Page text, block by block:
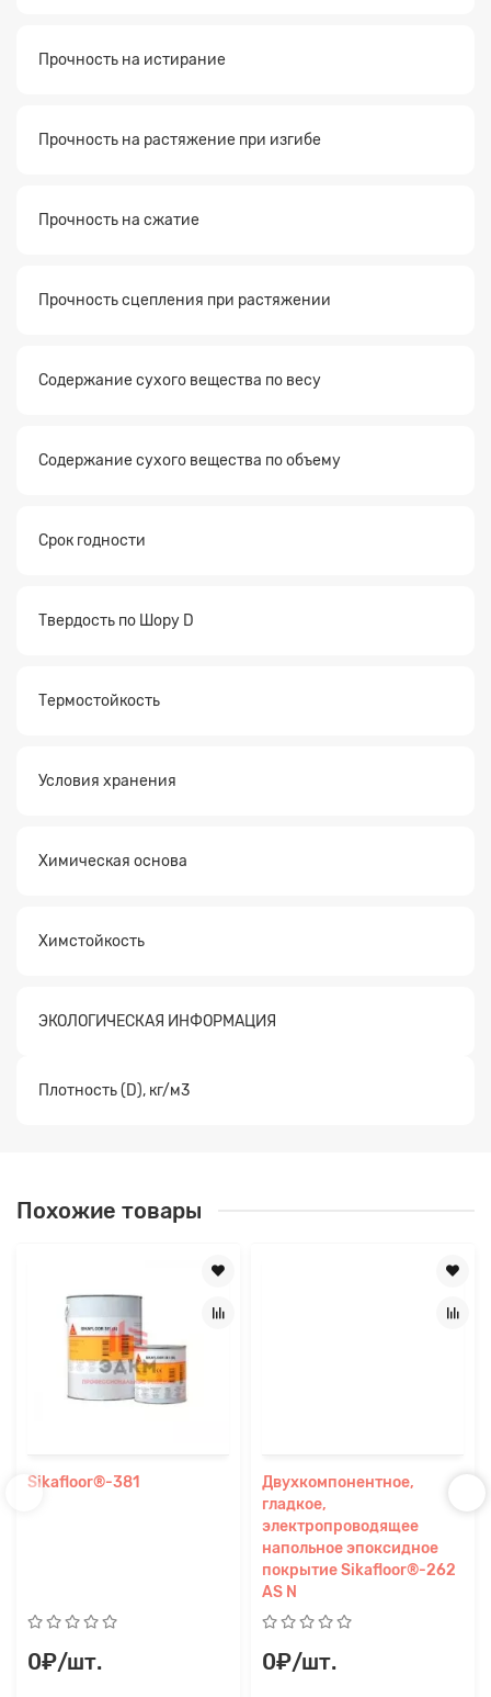
Прочность на истирание
Прочность на растяжение при изгибе
Прочность на сжатие
Прочность сцепления при растяжении
Содержание сухого вещества по весу
Содержание сухого вещества по объему
Срок годности
Твердость по Шору D
Термостойкость
Условия хранения
Химическая основа
Химстойкость
ЭКОЛОГИЧЕСКАЯ ИНФОРМАЦИЯ
Плотность (D), кг/м3
Похожие товары
Sikafloor®-381
0₽/шт.
Двухкомпонентное,
гладкое,
электропроводящее
напольное эпоксидное
покрытие Sikafloor®-262
AS N
0₽/шт.